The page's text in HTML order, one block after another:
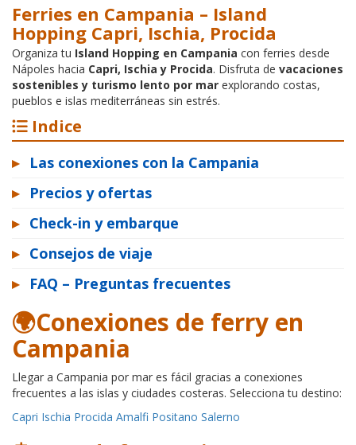
Ferries en Campania – Island
Hopping Capri, Ischia, Procida
Organiza tu Island Hopping en Campania con ferries desde
Nápoles hacia Capri, Ischia y Procida. Disfruta de vacaciones
sostenibles y turismo lento por mar explorando costas,
pueblos e islas mediterráneas sin estrés.
Indice
▸
Las conexiones con la Campania
▸
Precios y ofertas
▸ Check-in y embarque
▸ Consejos de viaje
▸
FAQ – Preguntas frecuentes
🌍Conexiones de ferry en
Campania
Llegar a Campania por mar es fácil gracias a conexiones
frecuentes a las islas y ciudades costeras. Selecciona tu destino:
Capri Ischia Procida Amalfi Positano Salerno